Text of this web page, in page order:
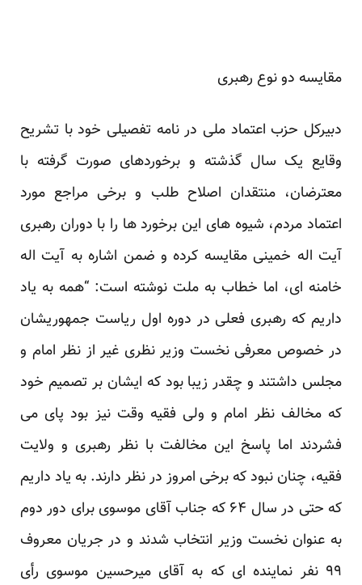
مقایسه دو نوع رهبری
دبیرکل حزب اعتماد ملی در نامه تفصیلی خود با تشریح
وقایع یک سال گذشته و برخوردهای صورت گرفته با
معترضان، منتقدان اصلاح طلب و برخی مراجع مورد
اعتماد مردم، شیوه های این برخورد ها را با دوران رهبری
آیت اله خمینی مقایسه کرده و ضمن اشاره به آیت اله
خامنه ای، اما خطاب به ملت نوشته است: “همه به یاد
داریم که رهبری فعلی در دوره اول ریاست جمهوریشان
در خصوص معرفی نخست وزیر نظری غیر از نظر امام و
مجلس داشتند و چقدر زیبا بود که ایشان بر تصمیم خود
که مخالف نظر امام و ولی فقیه وقت نیز بود پای می
فشردند اما پاسخ این مخالفت با نظر رهبری و ولایت
فقیه، چنان نبود که برخی امروز در نظر دارند. به یاد داریم
که حتی در سال ۶۴ که جناب آقای موسوی برای دور دوم
به عنوان نخست وزیر انتخاب شدند و در جریان معروف
۹۹ نفر نماینده ای که به آقای میرحسین موسوی رأی